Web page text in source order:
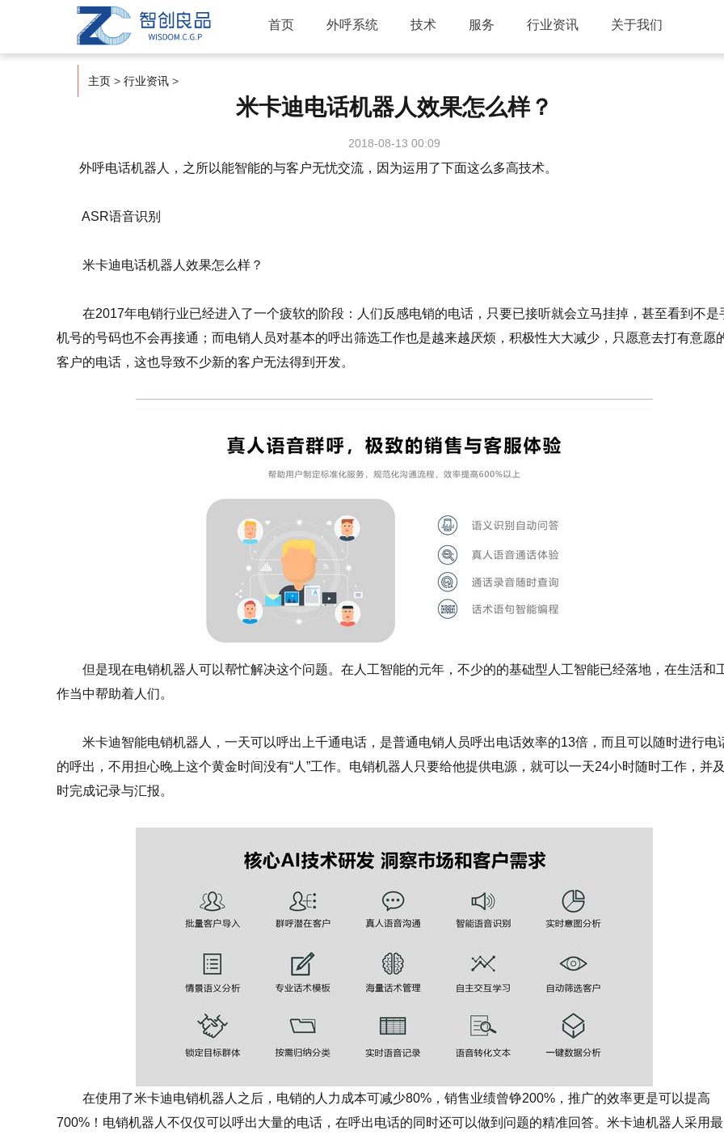
首页 外呼系统 技术 服务 行业资讯 关于我们
主页 > 行业资讯 >
米卡迪电话机器人效果怎么样？
2018-08-13 00:09
外呼电话机器人，之所以能智能的与客户无忧交流，因为运用了下面这么多高技术。‍
ASR语音识别
米卡迪电话机器人效果怎么样？
在2017年电销行业已经进入了一个疲软的阶段：人们反感电销的电话，只要已接听就会立马挂掉，甚至看到不是
机号的号码也不会再接通；而电销人员对基本的呼出筛选工作也是越来越厌烦，积极性大大减少，只愿意去打有意愿
客户的电话，这也导致不少新的客户无法得到开发。
但是现在电销机器人可以帮忙解决这个问题。在人工智能的元年，不少的的基础型人工智能已经落地，在生活和
作当中帮助着人们。
米卡迪智能电销机器人，一天可以呼出上千通电话，是普通电销人员呼出电话效率的13倍，而且可以随时进行电
的呼出，不用担心晚上这个黄金时间没有“人”工作。电销机器人只要给他提供电源，就可以一天24小时随时工作，并
时完成记录与汇报。
在使用了米卡迪电销机器人之后，电销的人力成本可减少80%，销售业绩曾铮200%，推广的效率更是可以提高
700%！电销机器人不仅仅可以呼出大量的电话，在呼出电话的同时还可以做到问题的精准回答。米卡迪机器人采用最